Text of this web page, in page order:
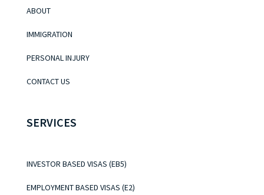
ABOUT
IMMIGRATION
PERSONAL INJURY
CONTACT US
SERVICES
INVESTOR BASED VISAS (EB5)
EMPLOYMENT BASED VISAS (E2)